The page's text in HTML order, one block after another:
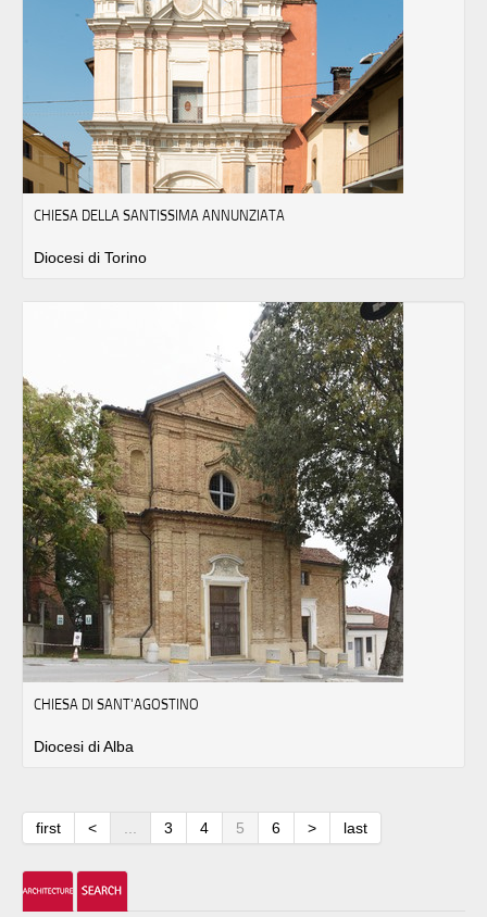
CHIESA DELLA SANTISSIMA ANNUNZIATA
Diocesi di Torino
CHIESA DI SANT'AGOSTINO
Diocesi di Alba
first < ... 3 4 5 6 > last